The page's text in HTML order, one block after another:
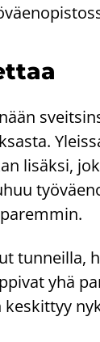
li­säk­si,
tun­neil­la,
yhä
kes­kit­tyy